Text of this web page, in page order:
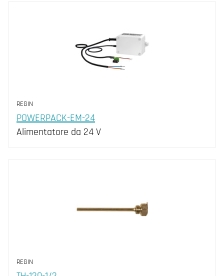
REGIN
POWERPACK-EM-24
Alimentatore da 24 V
REGIN